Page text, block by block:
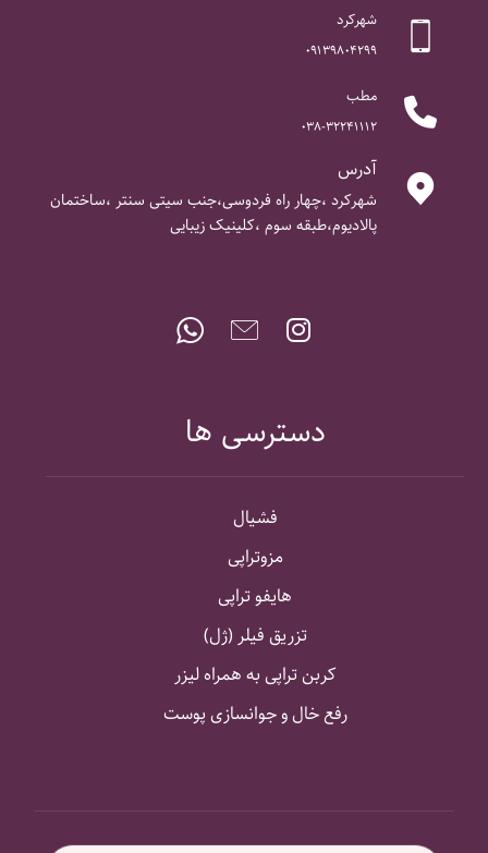
شهرکرد
۰۹۱۳۹۸۰۴۲۹۹
مطب
۰۳۸-۳۲۲۴۱۱۱۲
آدرس
شهرکرد ،چهار راه فردوسی،جنب سیتی سنتر ،ساختمان
پالادیوم،طبقه سوم ،کلینیک زیبایی
دسترسی ها
فشیال
مزوتراپی
هایفو تراپی
تزریق فیلر (ژل)
کربن تراپی به همراه لیزر
رفع خال و جوانسازی پوست